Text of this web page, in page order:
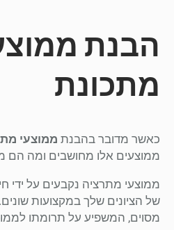
הבנת
מתכונת
כאשר מדובר בהבנת ממוצעי
ממוצעים אלו מחושבים ומה הם
ממוצעי מתרציה נקבעים על ידי
של הציונים שלך במקצועות
מסוים, המשפיע על תרומתו